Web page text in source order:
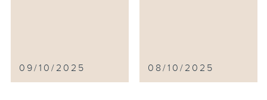
09/10/2025 08/10/2025